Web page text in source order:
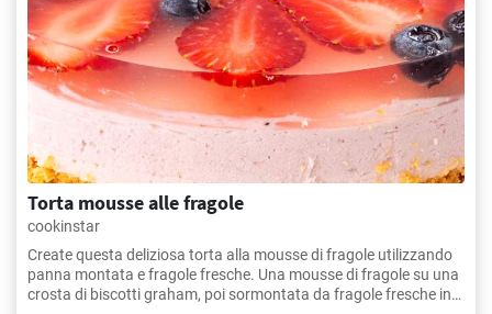
Torta mousse alle fragole
cookinstar
Create questa deliziosa torta alla mousse di fragole utilizzando
panna montata e fragole fresche. Una mousse di fragole su una
crosta di biscotti graham, poi sormontata da fragole fresche in